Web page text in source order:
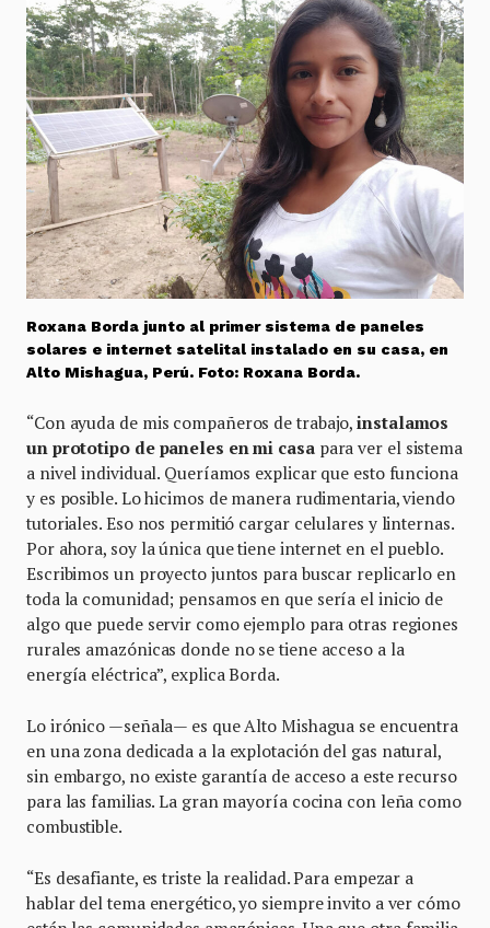
Roxana Borda junto al primer sistema de paneles
solares e internet satelital instalado en su casa, en
Alto Mishagua, Perú. Foto: Roxana Borda.
“Con ayuda de mis compañeros de trabajo,instalamos
un prototipo de paneles en mi casapara ver el sistema
a nivel individual. Queríamos explicar que esto funciona
y es posible. Lo hicimos de manera rudimentaria, viendo
tutoriales. Eso nos permitió cargar celulares y linternas.
Por ahora, soy la única que tiene internet en el pueblo.
Escribimos un proyecto juntos para buscar replicarlo en
toda la comunidad; pensamos en que sería el inicio de
algo que puede servir como ejemplo para otras regiones
rurales amazónicas donde no se tiene acceso a la
energía eléctrica”, explica Borda.
Lo irónico —señala— es que Alto Mishagua se encuentra
en una zona dedicada a la explotación del gas natural,
sin embargo, no existe garantía de acceso a este recurso
para las familias. La gran mayoría cocina con leña como
combustible.
“Es desafiante, es triste la realidad. Para empezar a
hablar del tema energético, yo siempre invito a ver cómo